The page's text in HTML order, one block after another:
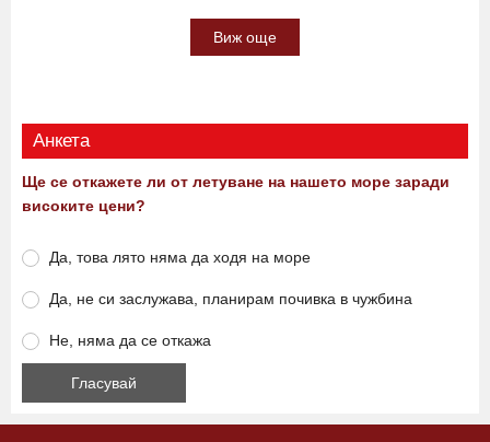
Виж още
Анкета
Ще се откажете ли от летуване на нашето море заради
високите цени?
Да, това лято няма да ходя на море
Да, не си заслужава, планирам почивка в чужбина
Не, няма да се откажа